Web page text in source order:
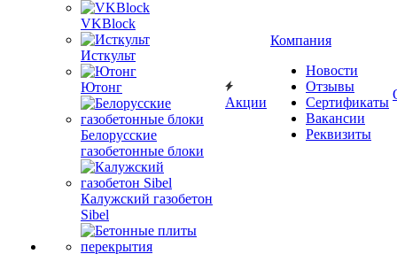
VKBlock
Исткульт
Ютонг
Белорусские
газобетонные блоки
Калужский газобетон
Sibel
Акции
Компания
Новости
Отзывы
Сертификаты
Вакансии
Реквизиты